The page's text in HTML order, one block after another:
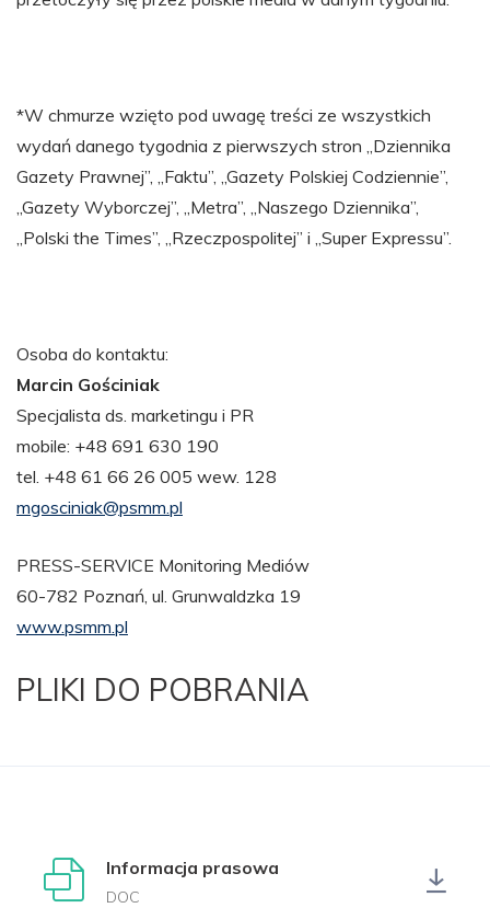
*W chmurze wzięto pod uwagę treści ze wszystkich
wydań danego tygodnia z pierwszych stron „Dziennika
Gazety Prawnej”, „Faktu”, „Gazety Polskiej Codziennie”,
„Gazety Wyborczej”, „Metra”, „Naszego Dziennika”,
„Polski the Times”, „Rzeczpospolitej” i „Super Expressu”.
Osoba do kontaktu:
Marcin Gościniak
Specjalista ds. marketingu i PR
mobile: +48 691 630 190
tel. +48 61 66 26 005 wew. 128
mgosciniak@psmm.pl
PRESS-SERVICE Monitoring Mediów
60-782 Poznań, ul. Grunwaldzka 19
www.psmm.pl
PLIKI DO POBRANIA
Informacja prasowa
DOC